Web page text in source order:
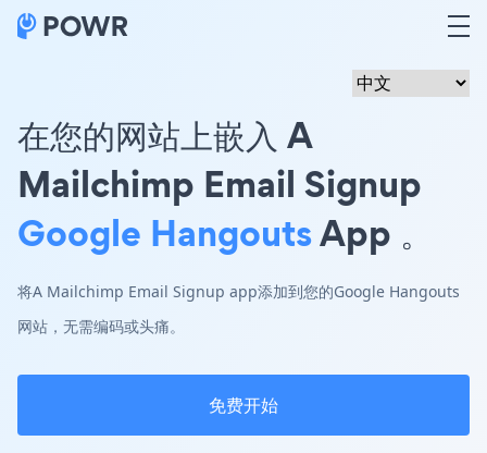
在您的网站上嵌入 A
Mailchimp Email Signup
Google HangoutsApp 。
将A Mailchimp Email Signup app添加到您的Google Hangouts
网站，无需编码或头痛。
免费开始